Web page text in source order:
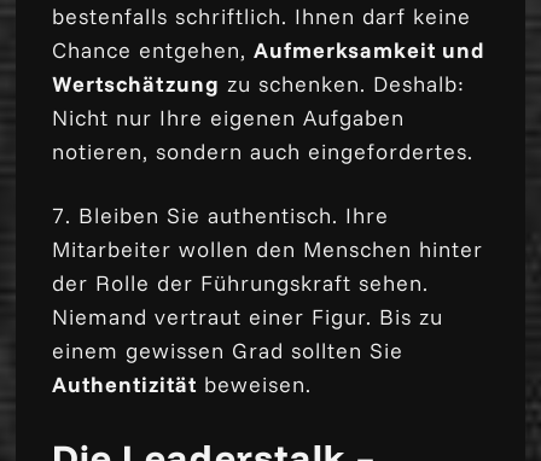
bestenfalls schriftlich. Ihnen darf keine
Chance entgehen,Aufmerksamkeit und
Wertschätzung zu schenken. Deshalb:
Nicht nur Ihre eigenen Aufgaben
notieren, sondern auch eingefordertes.
7. Bleiben Sie authentisch. Ihre
Mitarbeiter wollen den Menschen hinter
der Rolle der Führungskraft sehen.
Niemand vertraut einer Figur. Bis zu
einem gewissen Grad sollten Sie
Authentizität beweisen.